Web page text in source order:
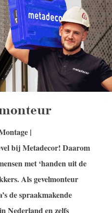
|
bij Metadecor! Daarom
met ‘handen uit de
Als gevelmonteur
de spraakmakende
Nederland en zelfs